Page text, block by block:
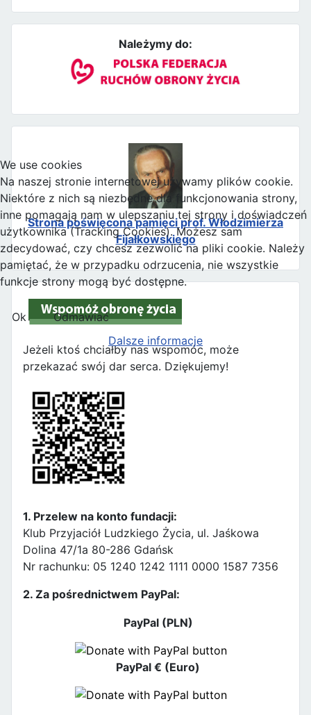
Należymy do:
Strona poświęcona pamięci prof. Włodzimierza
Fijałkowskiego
Jeżeli ktoś chciałby nas wspomóc, może
przekazać swój dar serca. Dziękujemy!
1. Przelew na konto fundacji:
Klub Przyjaciół Ludzkiego Życia, ul. Jaśkowa
Dolina 47/1a 80-286 Gdańsk
Nr rachunku: 05 1240 1242 1111 0000 1587 7356
2. Za pośrednictwem PayPal:
PayPal (PLN)
PayPal € (Euro)
We use cookies
Na naszej stronie internetowej używamy plików cookie.
Niektóre z nich są niezbędne dla funkcjonowania strony,
inne pomagają nam w ulepszaniu tej strony i doświadczeń
użytkownika (Tracking Cookies). Możesz sam
zdecydować, czy chcesz zezwolić na pliki cookie. Należy
pamiętać, że w przypadku odrzucenia, nie wszystkie
funkcje strony mogą być dostępne.
Ok
Odmawiać
Dalsze informacje